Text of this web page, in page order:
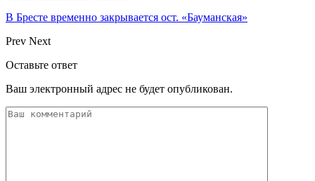
В Бресте временно закрывается ост. «Бауманская»
Prev Next
Оставьте ответ
Ваш электронный адрес не будет опубликован.